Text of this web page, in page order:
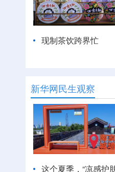
现制茶饮跨界忙
新华网民生观察
这个夏季，“凉感护